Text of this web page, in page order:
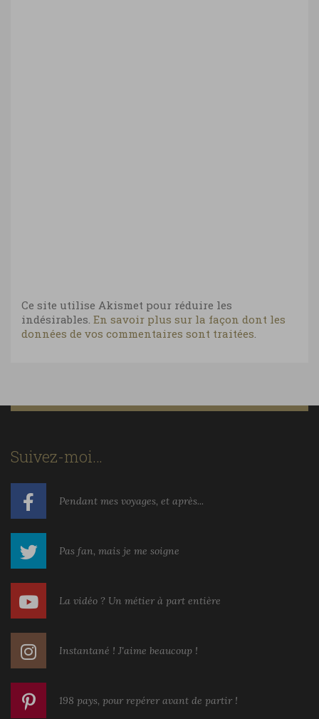
Ce site utilise Akismet pour réduire les
indésirables. En savoir plus sur la façon dont les
données de vos commentaires sont traitées.
Suivez-moi…
Pendant mes voyages, et après...
Pas fan, mais je me soigne
La vidéo ? Un métier à part entière
Instantané ! J'aime beaucoup !
198 pays, pour repérer avant de partir !